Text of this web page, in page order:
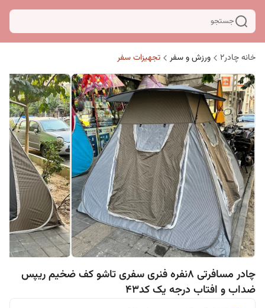
جستجو
خانه چادر۲ ورزش و سفر تجهیزات سفر
چادر مسافرتی 8نفره فنری سفری تاشو کف ضخیم ریپس
ضداب و افتاب درجه یک کد43